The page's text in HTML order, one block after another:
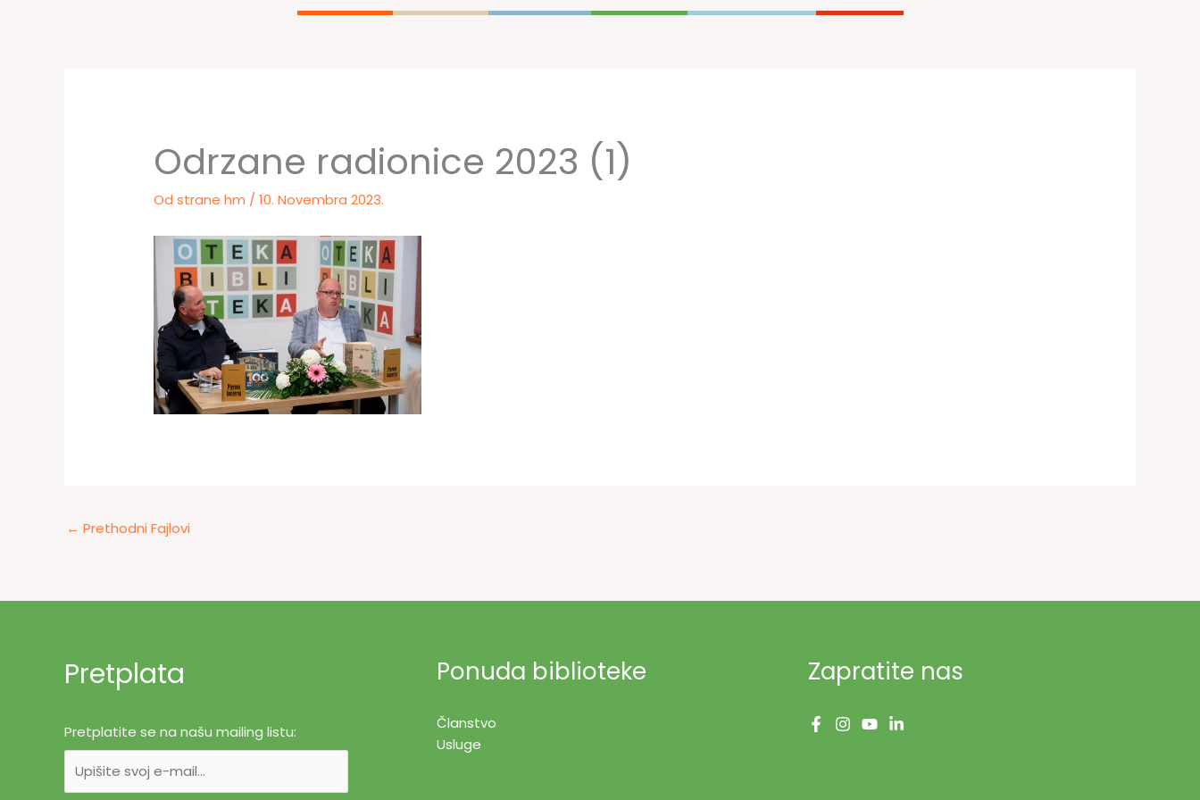
Odrzane radionice 2023 (1)
Od strane hm /10. Novembra 2023.
← Prethodni Fajlovi
Pretplata
Pretplatite se na našu mailing listu:
Ponuda biblioteke
Članstvo
Usluge
Zapratite nas